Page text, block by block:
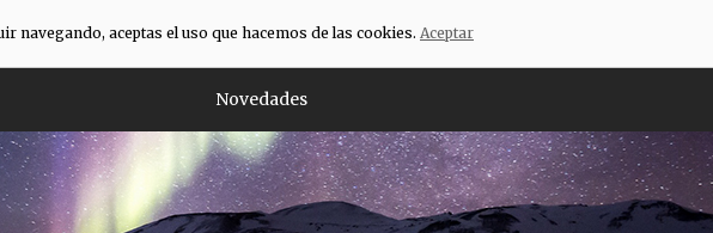
Novedades
aceptas el uso que hacemos de las cookies. Aceptar